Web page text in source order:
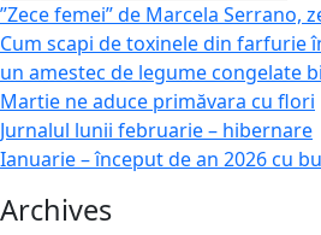
”Zece femei” de Marcela Serrano,
Cum scapi de toxinele din farfurie
un amestec de legume congelate
Martie ne aduce primăvara cu flori
Jurnalul lunii februarie – hibernare
Ianuarie – început de an 2026 cu
Archives